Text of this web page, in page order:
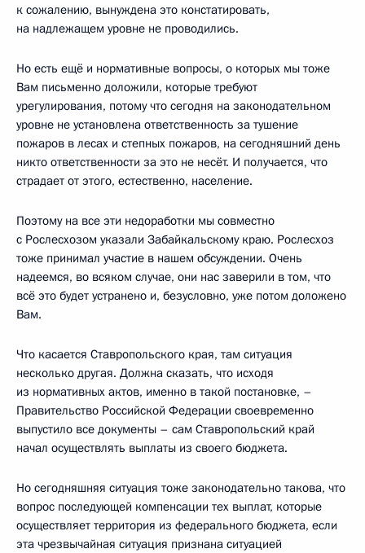
к сожалению, вынуждена это констатировать,
на надлежащем уровне не проводились.
Но есть ещё и нормативные вопросы, о которых мы тоже
Вам письменно доложили, которые требуют
урегулирования, потому что сегодня на законодательном
уровне не установлена ответственность за тушение
пожаров в лесах и степных пожаров, на сегодняшний день
никто ответственности за это не несёт. И получается, что
страдает от этого, естественно, население.
Поэтому на все эти недоработки мы совместно
с Рослесхозом указали Забайкальскому краю. Рослесхоз
тоже принимал участие в нашем обсуждении. Очень
надеемся, во всяком случае, они нас заверили в том, что
всё это будет устранено и, безусловно, уже потом доложено
Вам.
Что касается Ставропольского края, там ситуация
несколько другая. Должна сказать, что исходя
из нормативных актов, именно в такой постановке, –
Правительство Российской Федерации своевременно
выпустило все документы – сам Ставропольский край
начал осуществлять выплаты из своего бюджета.
Но сегодняшняя ситуация тоже законодательно такова, что
вопрос последующей компенсации тех выплат, которые
осуществляет территория из федерального бюджета, если
эта чрезвычайная ситуация признана ситуацией